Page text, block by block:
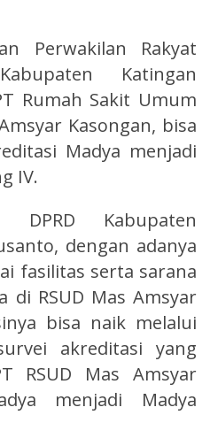
Perwakilan Rakyat
Katingan
Rumah Sakit Umum
Kasongan, bisa
Madya menjadi
IV.
DPRD Kabupaten
dengan adanya
fasilitas serta sarana
di RSUD Mas Amsyar
bisa naik melalui
akreditasi yang
RSUD Mas Amsyar
menjadi Madya